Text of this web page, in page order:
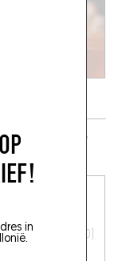
in
DE BUURT
139 Gent (9000)